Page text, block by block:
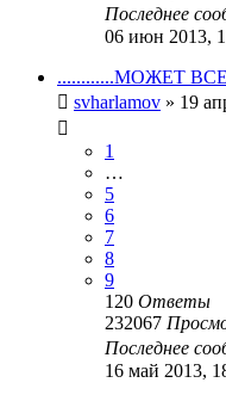
Последнее
06 июн 2013,
............МОЖЕТ
svharlamov » 19
1
…
5
6
7
8
9
120 Ответы
232067
Последнее
16 май 2013,